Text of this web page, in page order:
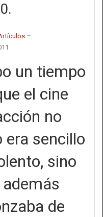
un tiempo
el cine
no
era sencillo
sino
de